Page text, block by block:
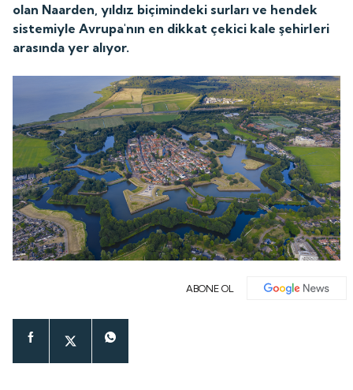
olan Naarden, yıldız biçimindeki surları ve hendek
sistemiyle Avrupa'nın en dikkat çekici kale şehirleri
arasında yer alıyor.
ABONE OL